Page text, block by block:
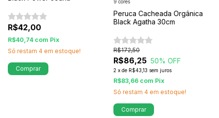
R$42,00
R$40,74 com Pix
Só restam 4 em estoque!
Comprar
Peruca Cacheada Orgânica
Black Agatha 30cm
R$86,25
R$172,50
50% OFF
2 x de R$43,13 sem juros
R$83,66 com Pix
Só restam 4 em estoque!
9 cores
Comprar